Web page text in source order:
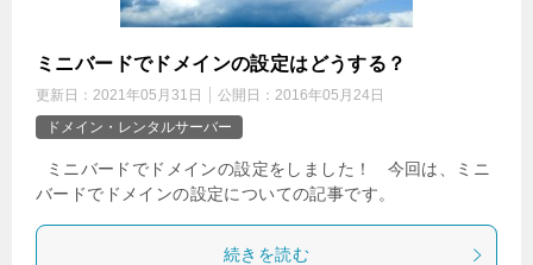
ミニバードでドメインの設定はどうする？
更新日： 2021年05月31日 公開日： 2016年05月24日
ドメイン・レンタルサーバー
ミニバードでドメインの設定をしました！ 今回は、ミニ
バードでドメインの設定についての記事です。
続きを読む